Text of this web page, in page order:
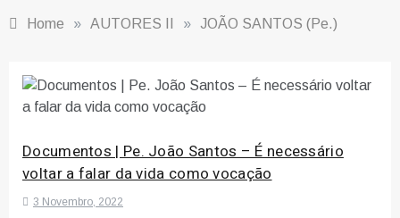
Home » AUTORES II » JOÃO SANTOS (Pe.)
Documentos | Pe. João Santos – É necessário
voltar a falar da vida como vocação
3 Novembro, 2022